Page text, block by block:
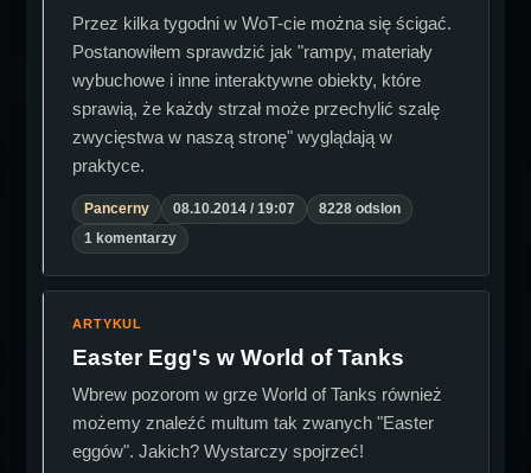
Przez kilka tygodni w WoT-cie można się ścigać.
Postanowiłem sprawdzić jak "rampy, materiały
wybuchowe i inne interaktywne obiekty, które
sprawią, że każdy strzał może przechylić szalę
zwycięstwa w naszą stronę" wyglądają w
praktyce.
Pancerny 08.10.2014 / 19:07
8228 odslon
1 komentarzy
ARTYKUL
Easter Egg's w World of Tanks
Wbrew pozorom w grze World of Tanks również
możemy znaleźć multum tak zwanych "Easter
eggów". Jakich? Wystarczy spojrzeć!